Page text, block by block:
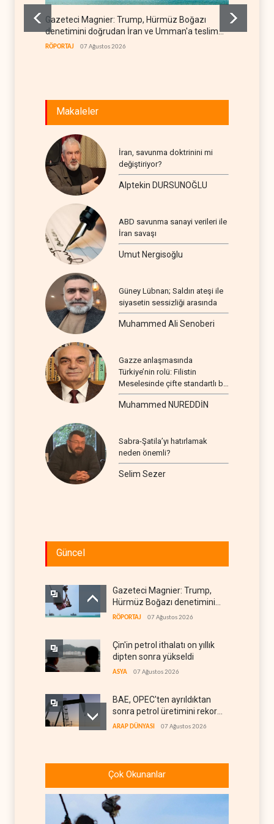
Gazeteci Magnier: Trump, Hürmüz Boğazı
denetimini doğrudan İran ve Umman'a teslim
etti
RÖPORTAJ 07 Ağustos 2026
Makaleler
İran, savunma doktrinini mi
değiştiriyor?
Alptekin DURSUNOĞLU
ABD savunma sanayi verileri ile
İran savaşı
Umut Nergisoğlu
Güney Lübnan; Saldırı ateşi ile
siyasetin sessizliği arasında
Muhammed Ali Senoberi
Gazze anlaşmasında
Türkiye’nin rolü: Filistin
Meselesinde çifte standartlı bir
seyir
Muhammed NUREDDİN
Sabra-Şatila’yı hatırlamak
neden önemli?
Selim Sezer
Güncel
Gazeteci Magnier: Trump,
Hürmüz Boğazı denetimini
doğrudan İran ve Umman'a
RÖPORTAJ 07 Ağustos 2026
Çin'in petrol ithalatı on yıllık
dipten sonra yükseldi
ASYA 07 Ağustos 2026
BAE, OPEC'ten ayrıldıktan
sonra petrol üretimini rekor
düzeye çıkardı
ARAP DÜNYASI 07 Ağustos 2026
anlaşması, İran’ın savaşı
kazandığını gösteriyor
Yemen’den dengeleri
değiştirecek yeni askeri
Çok Okunanlar